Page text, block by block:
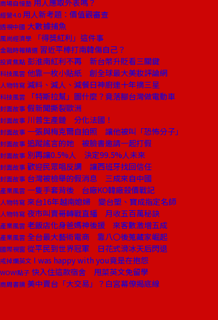
商場自慢塾 用人應取外表嗎？
經營4.0 用人新考題：價值觀審查
透視中國 大數據捕魚
風尚經濟學 「得獎紅利」這件事
金融時報精選 習近平棒打南韓傷自己？
投資焦點 彭淮南紅利不再 新台幣升貶看三關鍵
科技風雲 他靠一枚小貼紙 創全球最大美妝評論網
人物特寫 減料、減人、減餐日神廚連十年摘三星
科技風雲 「特斯拉幫」圖什麼？竟落腳台灣做電動車
封面故事 假新聞撕裂歐洲
封面故事 川普生產鏈 分化法國！
封面故事 一張與梅克爾自拍照 讓他被叫「恐怖分子」
封面故事 追蹤謠言的她 被臉書邀請一起打假
封面故事 別再讓0.5%人 決定99.5%人未來
封面故事 歡迎民眾唱反調 讓西班牙找回信任
封面故事 台灣被檢舉的假消息 三成來自中國
產業風雲 一隻手套背後 台廠KO韓廠殺價戰記
人物特寫 來台16年越南媳婦 變台塑、寶成指定名師
人物特寫 夜市叫賣哥轉戰直播 月收五百萬秘訣
產業風雲 老飯店化身爸媽神後援 來客數激增五成
產業風雲 全台最大藝術電商 靠八〇後蒐藏家崛起
國際視窗 從平民到世界冠軍 日花式滑冰天后閃退
戒掉爛英文 I was happy with you竟是在抱怨
WOW!點子 快入住這款宿舍 甩菜英文免留學
商周書摘 美中賣台「大交易」？白宮幕僚揭底線